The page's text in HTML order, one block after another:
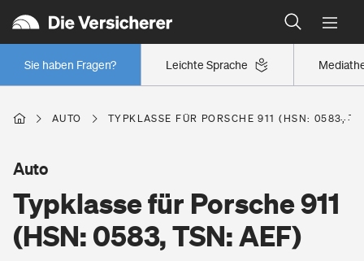
Leichte Sprache
Sie haben Fragen?
Wer versichert was: Jetzt Versicherer finden
Regionalklassen: So ist Ihre Region eingestuft
Wer versichert was: Jetzt Versicherer finden
Berufsunfähigkeitsversicherung
Erwerbsunfähigkeitsversicherung
Wohnen
AUTO TYPKLASSE FÜR PORSCHE 911 (HSN: 0583,
Typklasse für Porsche 911
(HSN: 0583, TSN: AEF)
Auto